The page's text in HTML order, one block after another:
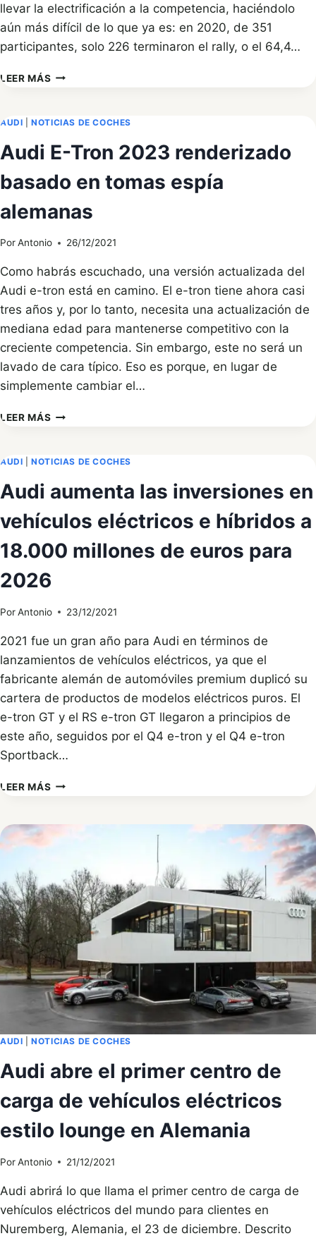
llevar la electrificación a la competencia, haciéndolo
aún más difícil de lo que ya es: en 2020, de 351
participantes, solo 226 terminaron el rally, o el 64,4…
LEER MÁS AUDI
E-
COMPLETA
RALLY
DAKAR
CON
RESULTADOS
IMPRESIONANTES
AUDI |NOTICIAS DE COCHES
Audi E-Tron 2023 renderizado
basado en tomas espía
alemanas
PorAntonio 26/12/2021
Como habrás escuchado, una versión actualizada del
Audi e-tron está en camino. El e-tron tiene ahora casi
tres años y, por lo tanto, necesita una actualización de
mediana edad para mantenerse competitivo con la
creciente competencia. Sin embargo, este no será un
lavado de cara típico. Eso es porque, en lugar de
simplemente cambiar el…
LEER MÁS AUDI
2023
BASADO
EN
TOMAS
ESPÍA
ALEMANAS
AUDI |NOTICIAS DE COCHES
Audi aumenta las inversiones en
vehículos eléctricos e híbridos a
18.000 millones de euros para
2026
PorAntonio 23/12/2021
2021 fue un gran año para Audi en términos de
lanzamientos de vehículos eléctricos, ya que el
fabricante alemán de automóviles premium duplicó su
cartera de productos de modelos eléctricos puros. El
e-tron GT y el RS e-tron GT llegaron a principios de
este año, seguidos por el Q4 e-tron y el Q4 e-tron
Sportback…
LEER MÁS AUDI
INVERSIONES
ELÉCTRICOS
E
HÍBRIDOS
A
18.000
MILLONES
DE
EUROS
PARA
2026
AUDI |NOTICIAS DE COCHES
Audi abre el primer centro de
carga de vehículos eléctricos
estilo lounge en Alemania
PorAntonio 21/12/2021
Audi abrirá lo que llama el primer centro de carga de
vehículos eléctricos del mundo para clientes en
Nuremberg, Alemania, el 23 de diciembre. Descrito